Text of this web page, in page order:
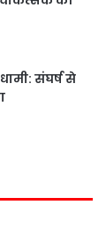
संघर्ष से